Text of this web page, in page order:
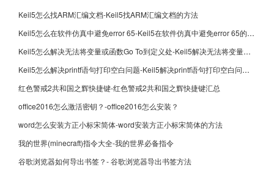
Keil5怎么找ARM汇编文档-Keil5找ARM汇编文档的方法
Keil5怎么在软件仿真中避免error 65-Keil5在软件仿真中避免error 65的方法
Keil5怎么解决无法将变量或函数Go To到定义处-Keil5解决无法将变量或函数Go To到定义处的方法
Keil5怎么解决printf语句打印空白问题-Keil5解决printf语句打印空白问题的方法
红色警戒2共和国之辉快捷键-红色警戒2共和国之辉快捷键汇总
office2016怎么激活密钥？-office2016怎么安装？
word怎么安装方正小标宋简体-word安装方正小标宋简体的方法
我的世界(minecraft)指令大全-我的世界必备指令
谷歌浏览器如何导出书签？- 谷歌浏览器导出书签方法